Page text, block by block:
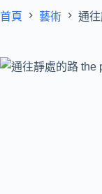
首頁 藝術 通